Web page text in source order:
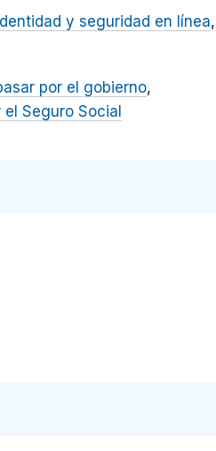
y seguridad en línea
por el gobierno
Seguro Social